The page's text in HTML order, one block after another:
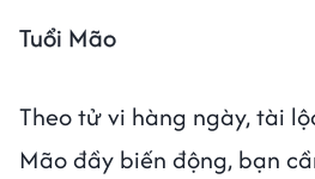
Tuổi Mão
Theo tử vi hàng ngày, tài
Mão đầy biến động, bạn